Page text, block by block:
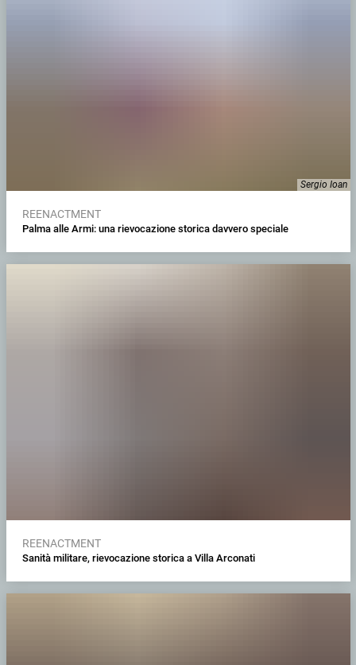
Sergio Ioan
REENACTMENT
Palma alle Armi: una rievocazione storica davvero speciale
REENACTMENT
Sanità militare, rievocazione storica a Villa Arconati